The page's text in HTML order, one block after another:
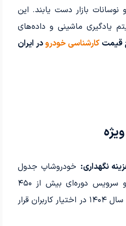
بازار دست یابند. این
یادگیری ماشینی و داده‌های
قیمتکارشناسی خودرو در ایران
نگهداری: خودروشاپ جدول
کامل هزینه تعویض و سرویس دوره‌ای بیش از ۴۵۰
مدل خودرو را براساس سال ۱۴۰۴ در اختیار کاربران قرار